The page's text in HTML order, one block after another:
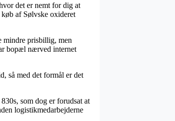
det er nemt for dig at
af Sølvske oxideret
mindre prisbillig, men
bopæl nærved internet
så med det formål er det
som dog er forudsat at
logistikmedarbejderne